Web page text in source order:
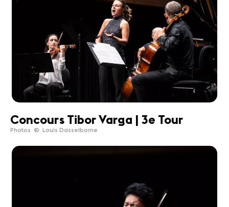
Concours Tibor Varga | 3e Tour
Photos © Louis Dasselborne